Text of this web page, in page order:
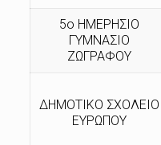
5ο ΗΜΕΡΗΣΙΟ
ΓΥΜΝΑΣΙΟ
ΖΩΓΡΑΦΟΥ
ΔΗΜΟΤΙΚΟ ΣΧΟΛΕΙΟ
ΕΥΡΩΠΟΥ